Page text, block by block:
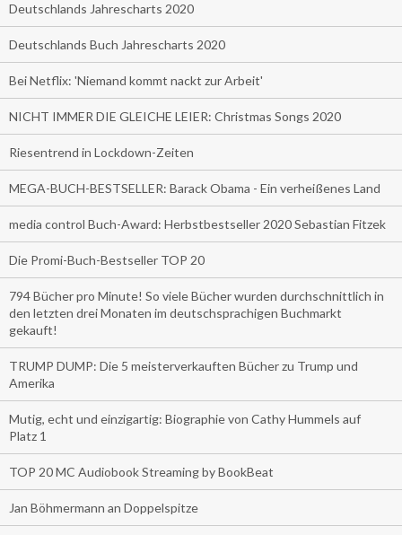
Deutschlands Jahrescharts 2020
Deutschlands Buch Jahrescharts 2020
Bei Netflix: 'Niemand kommt nackt zur Arbeit'
NICHT IMMER DIE GLEICHE LEIER: Christmas Songs 2020
Riesentrend in Lockdown-Zeiten
MEGA-BUCH-BESTSELLER: Barack Obama - Ein verheißenes Land
media control Buch-Award: Herbstbestseller 2020 Sebastian Fitzek
Die Promi-Buch-Bestseller TOP 20
794 Bücher pro Minute! So viele Bücher wurden durchschnittlich in
den letzten drei Monaten im deutschsprachigen Buchmarkt
gekauft!
TRUMP DUMP: Die 5 meisterverkauften Bücher zu Trump und
Amerika
Mutig, echt und einzigartig: Biographie von Cathy Hummels auf
Platz 1
TOP 20 MC Audiobook Streaming by BookBeat
Jan Böhmermann an Doppelspitze